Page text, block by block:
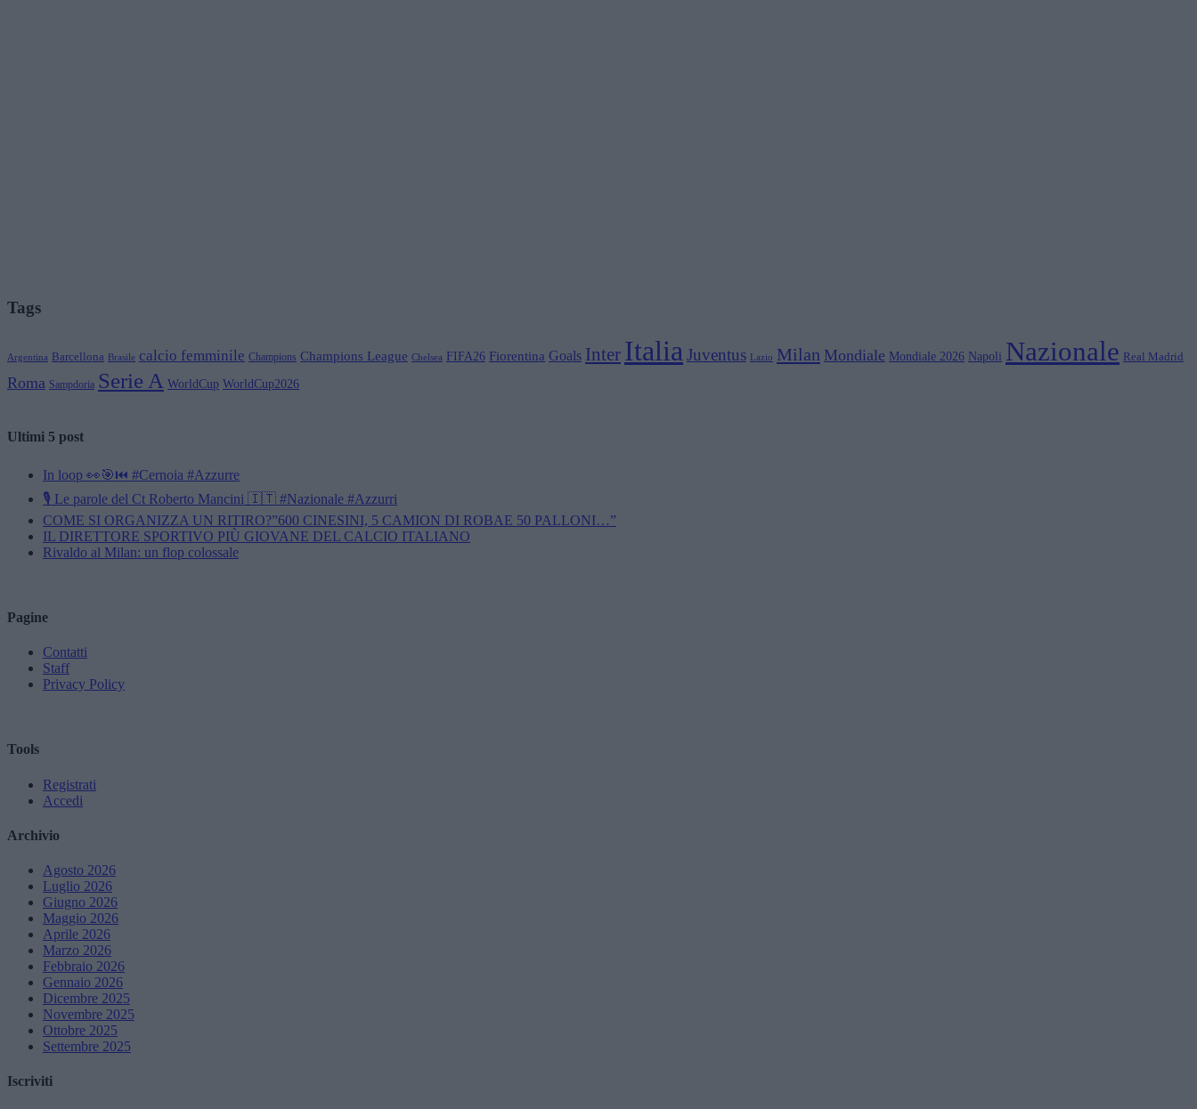
Tags
Argentina Barcellona Brasile calcio femminile Champions Champions League Chelsea FIFA26 Fiorentina Goals Inter Italia Juventus Lazio Milan Mondiale Mondiale 2026 Napoli Nazionale Real Madrid
Roma Sampdoria Serie A WorldCup WorldCup2026
Ultimi 5 post
In loop 👀🎯⏮️ #Cernoia #Azzurre
🎙️ Le parole del Ct Roberto Mancini 🇮🇹 #Nazionale #Azzurri
COME SI ORGANIZZA UN RITIRO?”600 CINESINI, 5 CAMION DI ROBAE 50 PALLONI…”
IL DIRETTORE SPORTIVO PIÙ GIOVANE DEL CALCIO ITALIANO
Rivaldo al Milan: un flop colossale
Pagine
Contatti
Staff
Privacy Policy
Tools
Registrati
Accedi
Archivio
Agosto 2026
Luglio 2026
Giugno 2026
Maggio 2026
Aprile 2026
Marzo 2026
Febbraio 2026
Gennaio 2026
Dicembre 2025
Novembre 2025
Ottobre 2025
Settembre 2025
Iscriviti